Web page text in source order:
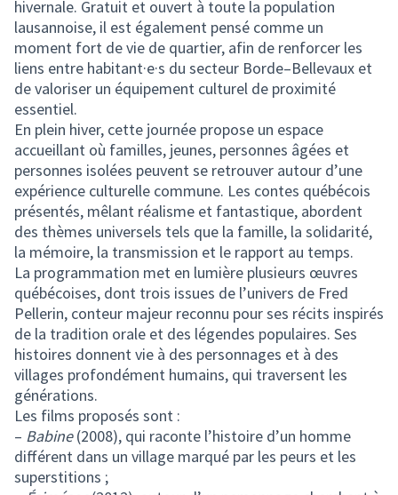
hivernale. Gratuit et ouvert à toute la population
lausannoise, il est également pensé comme un
moment fort de vie de quartier, afin de renforcer les
liens entre habitant·e·s du secteur Borde–Bellevaux et
de valoriser un équipement culturel de proximité
essentiel.
En plein hiver, cette journée propose un espace
accueillant où familles, jeunes, personnes âgées et
personnes isolées peuvent se retrouver autour d’une
expérience culturelle commune. Les contes québécois
présentés, mêlant réalisme et fantastique, abordent
des thèmes universels tels que la famille, la solidarité,
la mémoire, la transmission et le rapport au temps.
La programmation met en lumière plusieurs œuvres
québécoises, dont trois issues de l’univers de Fred
Pellerin, conteur majeur reconnu pour ses récits inspirés
de la tradition orale et des légendes populaires. Ses
histoires donnent vie à des personnages et à des
villages profondément humains, qui traversent les
générations.
Les films proposés sont :
– Babine(2008), qui raconte l’histoire d’un homme
différent dans un village marqué par les peurs et les
superstitions ;